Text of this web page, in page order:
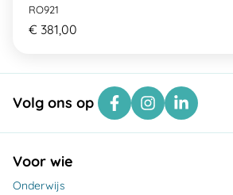
RO921
€ 381,00
Volg ons op
Voor wie
Onderwijs